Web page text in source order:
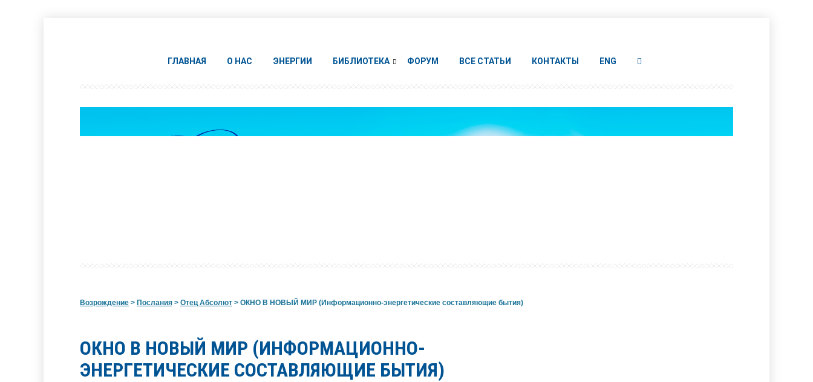
ГЛАВНАЯ О НАС ЭНЕРГИИ БИБЛИОТЕКА ФОРУМ ВСЕ СТАТЬИ КОНТАКТЫ ENG
Возрождение > Послания > Отец Абсолют > ОКНО В НОВЫЙ МИР (Информационно-энергетические составляющие бытия)
ОКНО В НОВЫЙ МИР (ИНФОРМАЦИОННО-
ЭНЕРГЕТИЧЕСКИЕ СОСТАВЛЯЮЩИЕ БЫТИЯ)